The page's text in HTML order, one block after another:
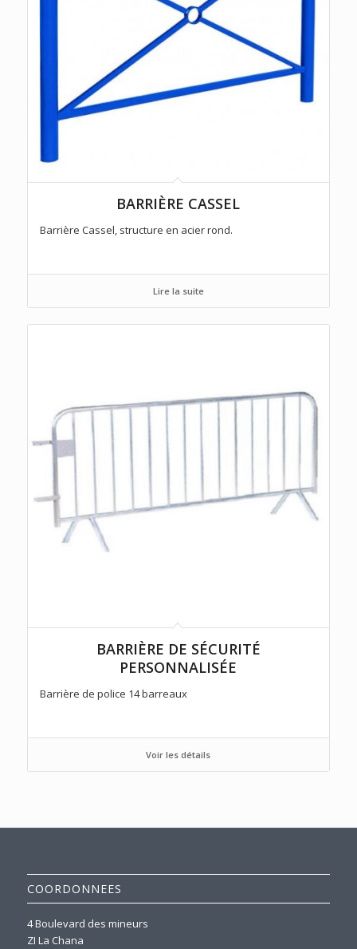
BARRIÈRE CASSEL
Barrière Cassel, structure en acier rond.
Lire la suite
BARRIÈRE DE SÉCURITÉ
PERSONNALISÉE
Barrière de police 14 barreaux
Voir les détails
COORDONNEES
4 Boulevard des mineurs
ZI La Chana